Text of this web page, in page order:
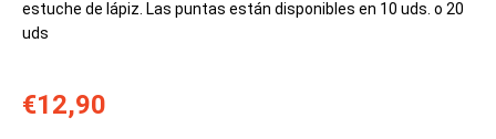
estuche de lápiz. Las puntas están disponibles en 10 uds. o 20
uds
€12,90